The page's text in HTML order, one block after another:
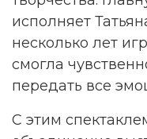
исполняет
несколько лет
смогла
передать все
С этим